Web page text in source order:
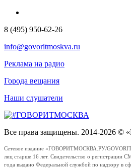
8 (495) 950-62-26
info@govoritmoskva.ru
Реклама на радио
Города вещания
Наши слушатели
Все права защищены. 2014-2026 ©
Сетевое издание «ГОВОРИТМОСКВА.РУ/
лиц старше 16 лет. Свидетельство о
года выдано Федеральной службой по надзору в